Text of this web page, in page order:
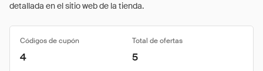
detallada en el sitio web de la tienda.
Códigos de cupón Total de ofertas
4 5